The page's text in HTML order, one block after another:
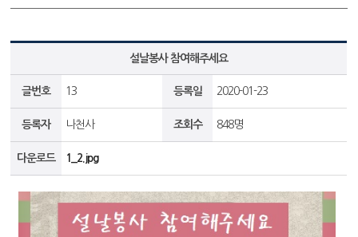
설날봉사 참여해주세요
글번호 13 등록일 2020-01-23
등록자 나천사 조회수 848명
다운로드 1_2.jpg